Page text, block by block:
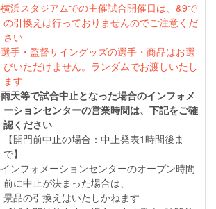
横浜スタジアムでの主催試合開催日は、&9で
の引換えは行っておりませんのでご注意くだ
さい
選手・監督サイングッズの選手・商品はお選
びいただけません。ランダムでお渡しいたし
ます
雨天等で試合中止となった場合のインフォメ
ーションセンターの営業時間は、下記をご確
認ください
【開門前中止の場合：中止発表1時間後ま
で】
インフォメーションセンターのオープン時間
前に中止が決まった場合は、
景品の引換えはいたしかねます